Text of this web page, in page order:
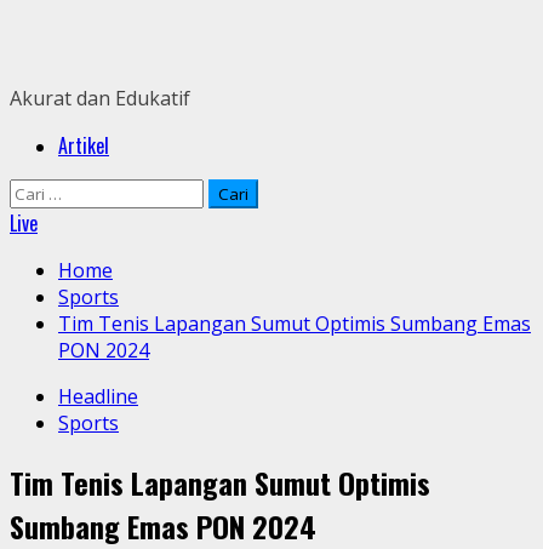
Akurat dan Edukatif
PrimaryArtikel
Cari
untuk:
Live
Home
Sports
Tim Tenis Lapangan Sumut Optimis Sumbang Emas
PON 2024
Headline
Sports
Tim Tenis Lapangan Sumut Optimis
Sumbang Emas PON 2024